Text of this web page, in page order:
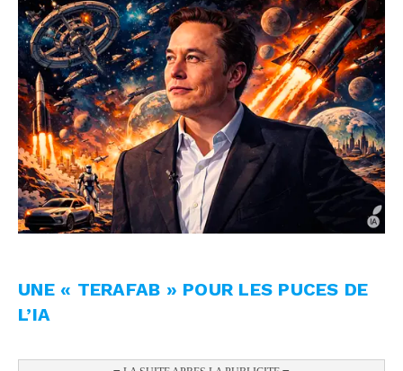
UNE « TERAFAB » POUR LES PUCES DE
L’IA